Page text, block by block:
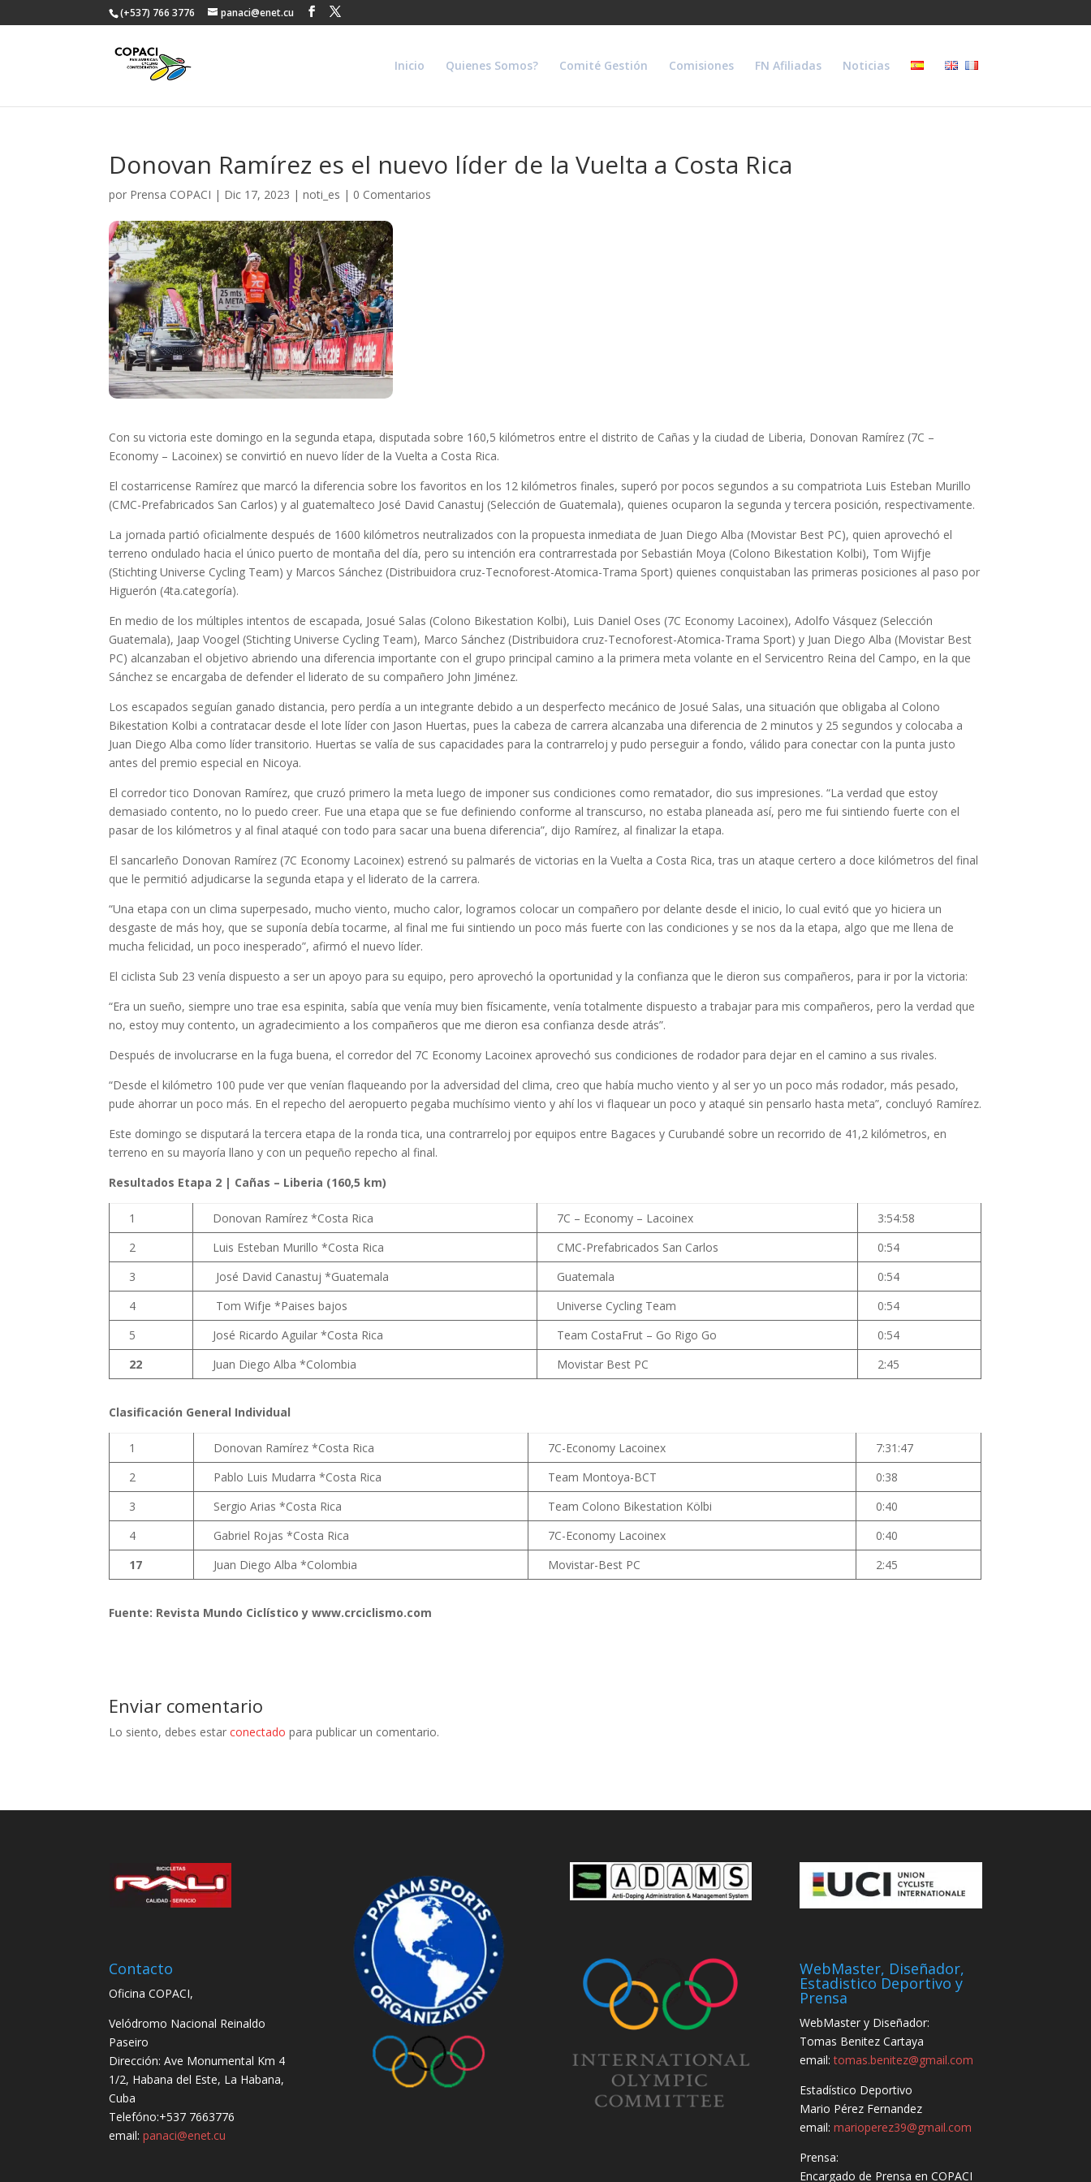
(+537) 766 3776 panaci@enet.cu
Inicio Quienes Somos? Comité Gestión Comisiones FN Afiliadas Noticias
Donovan Ramírez es el nuevo líder de la Vuelta a Costa Rica
por Prensa COPACI | Dic 17, 2023 |noti_es | 0 Comentarios
Con su victoria este domingo en la segunda etapa, disputada sobre 160,5 kilómetros entre el distrito de Cañas y la ciudad de Liberia, Donovan Ramírez (7C –
Economy – Lacoinex) se convirtió en nuevo líder de la Vuelta a Costa Rica.
El costarricense Ramírez que marcó la diferencia sobre los favoritos en los 12 kilómetros finales, superó por pocos segundos a su compatriota Luis Esteban Murillo
(CMC-Prefabricados San Carlos) y al guatemalteco José David Canastuj (Selección de Guatemala), quienes ocuparon la segunda y tercera posición, respectivamente.
La jornada partió oficialmente después de 1600 kilómetros neutralizados con la propuesta inmediata de Juan Diego Alba (Movistar Best PC), quien aprovechó el
terreno ondulado hacia el único puerto de montaña del día, pero su intención era contrarrestada por Sebastián Moya (Colono Bikestation Kolbi), Tom Wijfje
(Stichting Universe Cycling Team) y Marcos Sánchez (Distribuidora cruz-Tecnoforest-Atomica-Trama Sport) quienes conquistaban las primeras posiciones al paso por
Higuerón (4ta.categoría).
En medio de los múltiples intentos de escapada, Josué Salas (Colono Bikestation Kolbi), Luis Daniel Oses (7C Economy Lacoinex), Adolfo Vásquez (Selección
Guatemala), Jaap Voogel (Stichting Universe Cycling Team), Marco Sánchez (Distribuidora cruz-Tecnoforest-Atomica-Trama Sport) y Juan Diego Alba (Movistar Best
PC) alcanzaban el objetivo abriendo una diferencia importante con el grupo principal camino a la primera meta volante en el Servicentro Reina del Campo, en la que
Sánchez se encargaba de defender el liderato de su compañero John Jiménez.
Los escapados seguían ganado distancia, pero perdía a un integrante debido a un desperfecto mecánico de Josué Salas, una situación que obligaba al Colono
Bikestation Kolbi a contratacar desde el lote líder con Jason Huertas, pues la cabeza de carrera alcanzaba una diferencia de 2 minutos y 25 segundos y colocaba a
Juan Diego Alba como líder transitorio. Huertas se valía de sus capacidades para la contrarreloj y pudo perseguir a fondo, válido para conectar con la punta justo
antes del premio especial en Nicoya.
El corredor tico Donovan Ramírez, que cruzó primero la meta luego de imponer sus condiciones como rematador, dio sus impresiones. “La verdad que estoy
demasiado contento, no lo puedo creer. Fue una etapa que se fue definiendo conforme al transcurso, no estaba planeada así, pero me fui sintiendo fuerte con el
pasar de los kilómetros y al final ataqué con todo para sacar una buena diferencia”, dijo Ramírez, al finalizar la etapa.
El sancarleño Donovan Ramírez (7C Economy Lacoinex) estrenó su palmarés de victorias en la Vuelta a Costa Rica, tras un ataque certero a doce kilómetros del final
que le permitió adjudicarse la segunda etapa y el liderato de la carrera.
“Una etapa con un clima superpesado, mucho viento, mucho calor, logramos colocar un compañero por delante desde el inicio, lo cual evitó que yo hiciera un
desgaste de más hoy, que se suponía debía tocarme, al final me fui sintiendo un poco más fuerte con las condiciones y se nos da la etapa, algo que me llena de
mucha felicidad, un poco inesperado”, afirmó el nuevo líder.
El ciclista Sub 23 venía dispuesto a ser un apoyo para su equipo, pero aprovechó la oportunidad y la confianza que le dieron sus compañeros, para ir por la victoria:
“Era un sueño, siempre uno trae esa espinita, sabía que venía muy bien físicamente, venía totalmente dispuesto a trabajar para mis compañeros, pero la verdad que
no, estoy muy contento, un agradecimiento a los compañeros que me dieron esa confianza desde atrás”.
Después de involucrarse en la fuga buena, el corredor del 7C Economy Lacoinex aprovechó sus condiciones de rodador para dejar en el camino a sus rivales.
“Desde el kilómetro 100 pude ver que venían flaqueando por la adversidad del clima, creo que había mucho viento y al ser yo un poco más rodador, más pesado,
pude ahorrar un poco más. En el repecho del aeropuerto pegaba muchísimo viento y ahí los vi flaquear un poco y ataqué sin pensarlo hasta meta”, concluyó Ramírez.
Este domingo se disputará la tercera etapa de la ronda tica, una contrarreloj por equipos entre Bagaces y Curubandé sobre un recorrido de 41,2 kilómetros, en
terreno en su mayoría llano y con un pequeño repecho al final.
Resultados Etapa 2 | Cañas – Liberia (160,5 km)
1 Donovan Ramírez *Costa Rica 7C – Economy – Lacoinex
3:54:58
2
Luis Esteban Murillo *Costa Rica CMC-Prefabricados San Carlos
0:54
3
José David Canastuj *Guatemala Guatemala
0:54
4
Tom Wifje *Paises bajos Universe Cycling Team
0:54
5
José Ricardo Aguilar *Costa Rica Team CostaFrut – Go Rigo Go
0:54
22
Juan Diego Alba *Colombia Movistar Best PC 2:45
Clasificación General Individual
1 Donovan Ramírez *Costa Rica 7C-Economy Lacoinex
7:31:47
2
Pablo Luis Mudarra *Costa Rica Team Montoya-BCT
0:38
3
Sergio Arias *Costa Rica Team Colono Bikestation Kölbi
0:40
4
Gabriel Rojas *Costa Rica 7C-Economy Lacoinex
0:40
17
Juan Diego Alba *Colombia Movistar-Best PC 2:45
Fuente: Revista Mundo Ciclístico y www.crciclismo.com
Enviar comentario
Lo siento, debes estarconectado para publicar un comentario.
Contacto
Oficina COPACI,
Velódromo Nacional Reinaldo
Paseiro
Dirección: Ave Monumental Km 4
1/2, Habana del Este, La Habana,
Cuba
Telefóno:+537 7663776
email:panaci@enet.cu
WebMaster, Diseñador,
Estadistico Deportivo y
Prensa
WebMaster y Diseñador:
Tomas Benitez Cartaya
email:tomas.benitez@gmail.com
Estadístico Deportivo
Mario Pérez Fernandez
email:marioperez39@gmail.com
Prensa:
Encargado de Prensa en COPACI